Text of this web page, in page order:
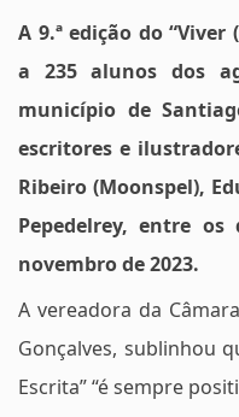
A 9.ª edição do
a 235 alunos dos
município de
escritores e
Ribeiro (Moonspel),
Pepedelrey, entre
novembro de 2023.
A vereadora da
Gonçalves, sublinhou
Escrita” “é sempre